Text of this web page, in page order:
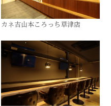
カネ吉山本ころっち草津店